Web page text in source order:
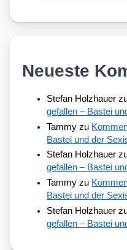
Neueste
Stefan Holzhauer
gefallen – Bastei
Tammy zu
Bastei und der
Stefan Holzhauer
gefallen – Bastei
Tammy zu
Bastei und der
Stefan Holzhauer
gefallen – Bastei